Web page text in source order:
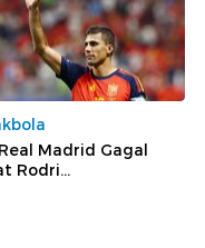
Madrid Gagal
Rodri...